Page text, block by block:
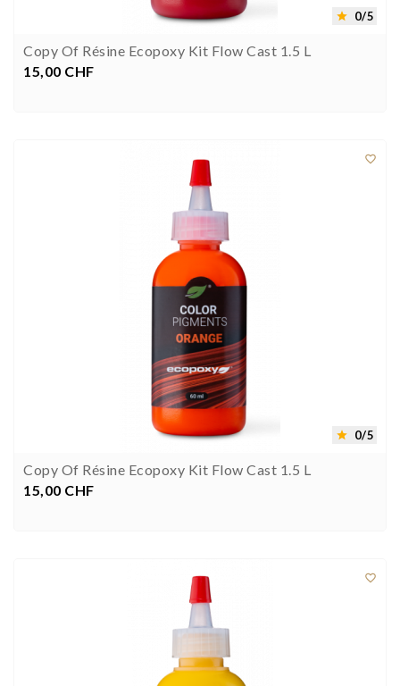
 0/5
Copy Of Résine Ecopoxy Kit Flow Cast 1.5 L
Preis
15,00 CHF

 0/5
Copy Of Résine Ecopoxy Kit Flow Cast 1.5 L
Preis
15,00 CHF
